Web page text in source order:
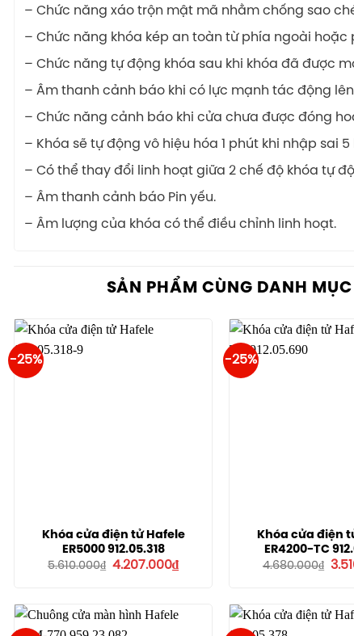
– Chức năng xáo trộn mật mã nhằm chống sao
– Chức năng khóa kép an toàn từ phía ngoài hoặc
– Chức năng tự động khóa sau khi khóa đã được
– Âm thanh cảnh báo khi có lực mạnh tác động
– Chức năng cảnh báo khi cửa chưa được đóng
– Khóa sẽ tự động vô hiệu hóa 1 phút khi nhập sai
– Có thể thay đổi linh hoạt giữa 2 chế độ khóa tự
– Âm thanh cảnh báo Pin yếu.
– Âm lượng của khóa có thể điều chỉnh linh hoạt.
SẢN PHẨM CÙNG DANH MỤC
-25%
Khóa cửa điện tử Hafele
ER5000 912.05.318
5.610.000₫ Giá
4.207.000₫Giá
hiện
4.207.000₫.
-25%
Khóa cửa điện
ER4200-TC
4.680.000₫ Giá